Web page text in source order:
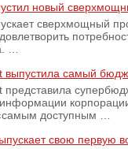
новый
сверхмощный
…
выпустила самый
представила
доступным …
свою первую